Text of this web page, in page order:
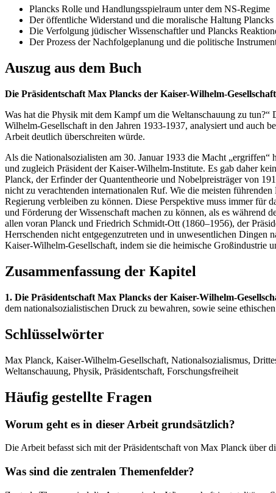
Plancks Rolle und Handlungsspielraum unter dem NS-Regime
Der öffentliche Widerstand und die moralische Haltung Plancks
Die Verfolgung jüdischer Wissenschaftler und Plancks
Der Prozess der Nachfolgeplanung und die politische
Auszug aus dem Buch
Die Präsidentschaft Max Plancks der Kaiser-Wilhelm-
Was hat die Physik mit dem Kampf um die Weltanschauung zu
Wilhelm-Gesellschaft in den Jahren 1933-1937, analysiert und auch
Arbeit deutlich überschreiten würde.
Als die Nationalsozialisten am 30. Januar 1933 die Macht
und zugleich Präsident der Kaiser-Wilhelm-Institute. Es gab daher
Planck, der Erfinder der Quantentheorie und Nobelpreisträger von
nicht zu verachtenden internationalen Ruf. Wie die meisten
Regierung verbleiben zu können. Diese Perspektive muss immer für
und Förderung der Wissenschaft machen zu können, als es während
allen voran Planck und Friedrich Schmidt-Ott (1860–1956), der
Herrschenden nicht entgegenzutreten und in unwesentlichen Dingen
Kaiser-Wilhelm-Gesellschaft, indem sie die heimische
Zusammenfassung der Kapitel
1. Die Präsidentschaft Max Plancks der Kaiser-Wilhelm-
dem nationalsozialistischen Druck zu bewahren, sowie seine
Schlüsselwörter
Max Planck, Kaiser-Wilhelm-Gesellschaft, Nationalsozialismus,
Weltanschauung, Physik, Präsidentschaft, Forschungsfreiheit
Häufig gestellte Fragen
Worum geht es in dieser Arbeit grundsätzlich?
Die Arbeit befasst sich mit der Präsidentschaft von Max Planck über
Was sind die zentralen Themenfelder?